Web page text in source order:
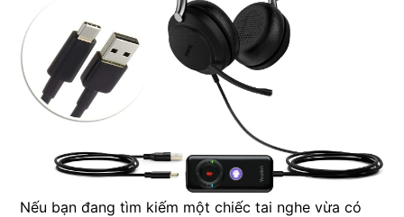
Nếu bạn đang tìm kiếm một chiếc tai nghe vừa có